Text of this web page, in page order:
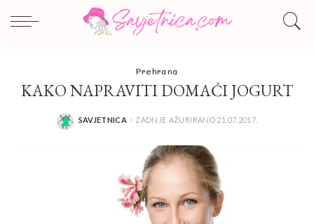
Prehrana
KAKO NAPRAVITI DOMAĆI JOGURT
POSTED
SAVJETNICA ZADNJE AŽURIRANO 21.07.2017.